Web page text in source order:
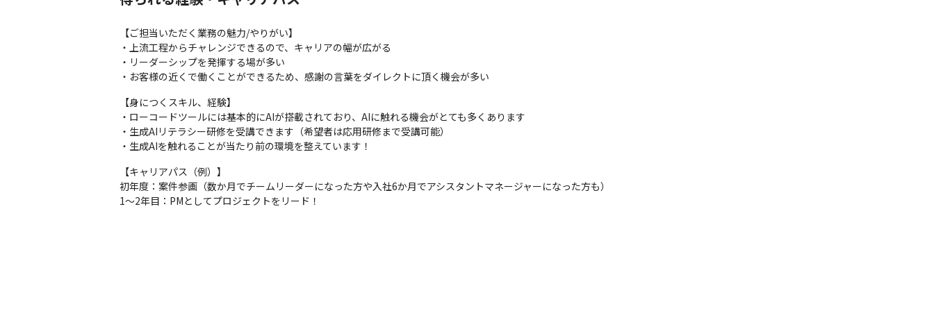
【ご担当いただく業務の魅力/やりがい】
・上流工程からチャレンジできるので、キャリアの幅が広がる
・リーダーシップを発揮する場が多い
【身につくスキル、経験】
・ローコードツールには基本的にAIが搭載されており、AIに触れる機会がとても多くあります
・生成AIリテラシー研修を受講できます（希望者は応用研修まで受講可能）
・生成AIを触れることが当たり前の環境を整えています！
【キャリアパス（例）】
初年度：案件参画（数か月でチームリーダーになった方や入社6か月でアシスタントマネージャーになった方も）
1～2年目：PMとしてプロジェクトをリード！